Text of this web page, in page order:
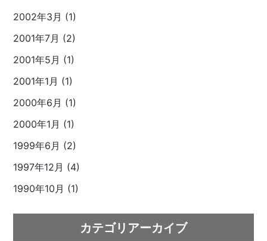
2002年3月 (1)
2001年7月 (2)
2001年5月 (1)
2001年1月 (1)
2000年6月 (1)
2000年1月 (1)
1999年6月 (2)
1997年12月 (4)
1990年10月 (1)
カテゴリアーカイブ